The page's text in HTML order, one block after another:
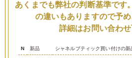
あくまでも弊社の判断基準です
の違いもありますので予め
詳細はお問い合わせ
N 新品 シャネルブティック買い付けの新